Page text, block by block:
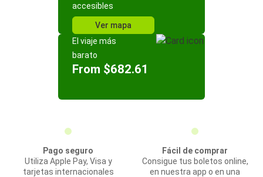
accesibles
Ver mapa
El viaje más
barato
From $682.61
Pago seguro
Utiliza Apple Pay, Visa y
tarjetas internacionales
Fácil de comprar
Consigue tus boletos online,
en nuestra app o en una